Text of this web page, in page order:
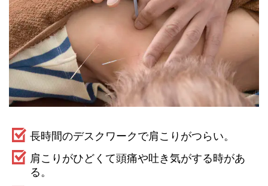
長時間のデスクワークで肩こりがつらい。
肩こりがひどくて頭痛や吐き気がする時があ
る。